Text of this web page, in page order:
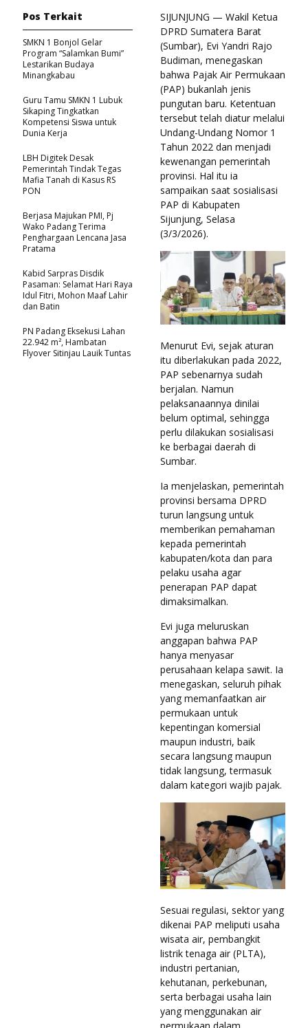
SIJUNJUNG — Wakil Ketua
DPRD Sumatera Barat
(Sumbar), Evi Yandri Rajo
Budiman, menegaskan
bahwa Pajak Air Permukaan
(PAP) bukanlah jenis
pungutan baru. Ketentuan
tersebut telah diatur melalui
Undang-Undang Nomor 1
Tahun 2022 dan menjadi
kewenangan pemerintah
provinsi. Hal itu ia
sampaikan saat sosialisasi
PAP di Kabupaten
Sijunjung, Selasa
(3/3/2026).
Menurut Evi, sejak aturan
itu diberlakukan pada 2022,
PAP sebenarnya sudah
berjalan. Namun
pelaksanaannya dinilai
belum optimal, sehingga
perlu dilakukan sosialisasi
ke berbagai daerah di
Sumbar.
Ia menjelaskan, pemerintah
provinsi bersama DPRD
turun langsung untuk
memberikan pemahaman
kepada pemerintah
kabupaten/kota dan para
pelaku usaha agar
penerapan PAP dapat
dimaksimalkan.
Evi juga meluruskan
anggapan bahwa PAP
hanya menyasar
perusahaan kelapa sawit. Ia
menegaskan, seluruh pihak
yang memanfaatkan air
permukaan untuk
kepentingan komersial
maupun industri, baik
secara langsung maupun
tidak langsung, termasuk
dalam kategori wajib pajak.
Sesuai regulasi, sektor yang
dikenai PAP meliputi usaha
wisata air, pembangkit
listrik tenaga air (PLTA),
industri pertanian,
kehutanan, perkebunan,
serta berbagai usaha lain
yang menggunakan air
permukaan dalam
Pos Terkait
SMKN 1 Bonjol Gelar
Program “Salamkan Bumi”
Lestarikan Budaya
Minangkabau
Guru Tamu SMKN 1 Lubuk
Sikaping Tingkatkan
Kompetensi Siswa untuk
Dunia Kerja
LBH Digitek Desak
Pemerintah Tindak Tegas
Mafia Tanah di Kasus RS
PON
Berjasa Majukan PMI, Pj
Wako Padang Terima
Penghargaan Lencana Jasa
Pratama
Kabid Sarpras Disdik
Pasaman: Selamat Hari Raya
Idul Fitri, Mohon Maaf Lahir
dan Batin
PN Padang Eksekusi Lahan
22.942 m², Hambatan
Flyover Sitinjau Lauik Tuntas